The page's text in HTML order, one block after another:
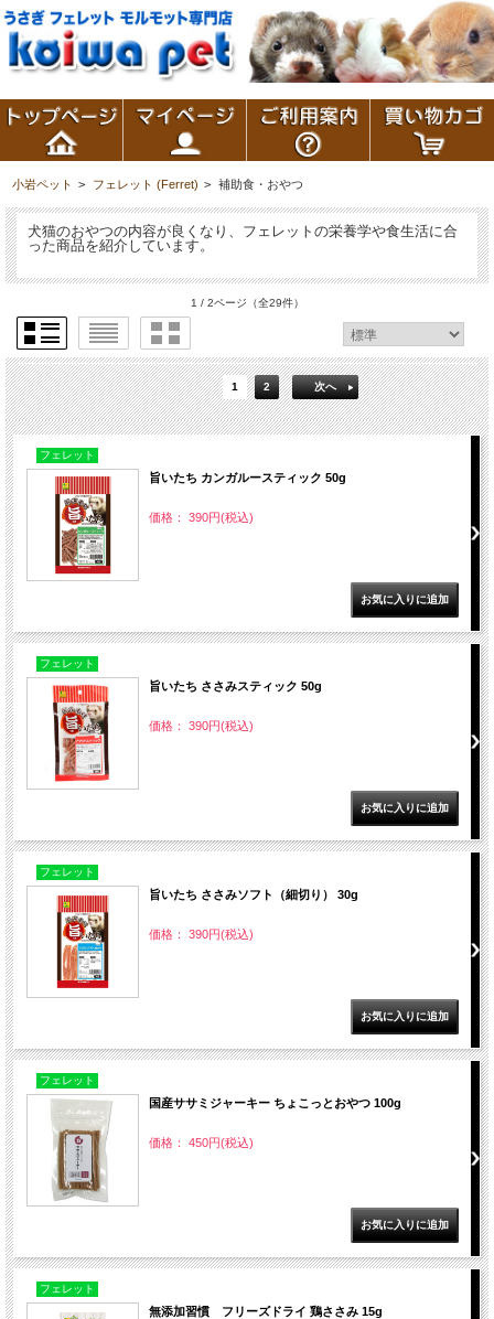
小岩ペット > フェレット (Ferret) > 補助食・おやつ
犬猫のおやつの内容が良くなり、フェレットの栄養学や食生活に合
った商品を紹介しています。
1 / 2ページ （全29件）
1 2 次へ
フェレット
旨いたち カンガルースティック 50g
価格： 390円(税込)
フェレット
旨いたち ささみスティック 50g
価格： 390円(税込)
フェレット
旨いたち ささみソフト（細切り） 30g
価格： 390円(税込)
フェレット
国産ササミジャーキー ちょこっとおやつ 100g
価格： 450円(税込)
フェレット
無添加習慣 フリーズドライ 鶏ささみ 15g